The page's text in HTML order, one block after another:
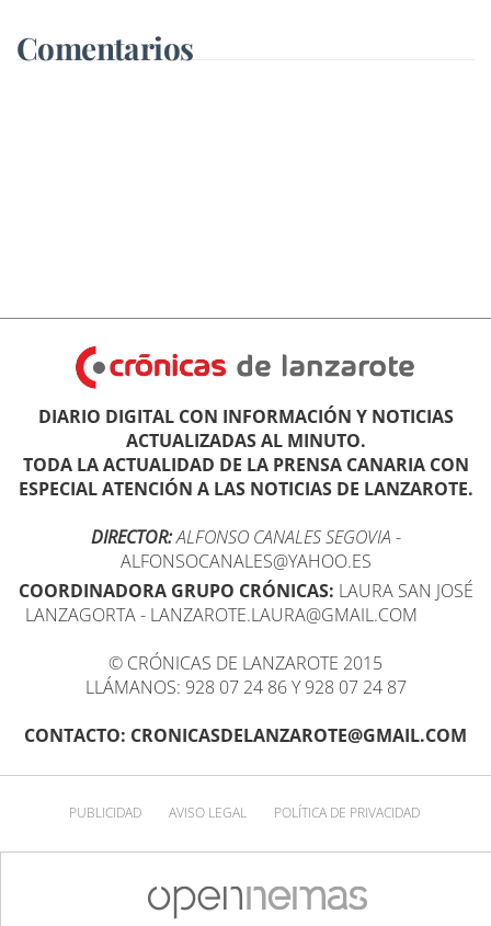
Comentarios
DIARIO DIGITAL CON INFORMACIÓN Y NOTICIAS
ACTUALIZADAS AL MINUTO.
TODA LA ACTUALIDAD DE LA PRENSA CANARIA CON
ESPECIAL ATENCIÓN A LAS NOTICIAS DE LANZAROTE.
DIRECTOR:ALFONSO CANALES SEGOVIA -
ALFONSOCANALES@YAHOO.ES
COORDINADORA GRUPO CRÓNICAS: LAURA SAN JOSÉ
LANZAGORTA - LANZAROTE.LAURA@GMAIL.COM
© CRÓNICAS DE LANZAROTE 2015
LLÁMANOS: 928 07 24 86 Y 928 07 24 87
CONTACTO: CRONICASDELANZAROTE@GMAIL.COM
PUBLICIDAD AVISO LEGAL POLÍTICA DE PRIVACIDAD